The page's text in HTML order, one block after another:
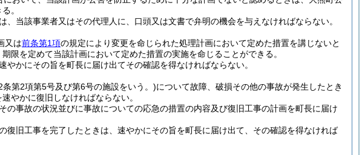
。
当該事業者又はその代理人に、口頭又は文書で弁明の機会を与えなければならない。
又は前条第1項の規定により変更を命じられた処理計画において定めた措置を講じないと
限を定めて当該計画において定めた措置の実施を命じることができる。
かにその旨を町長に届け出てその確認を得なければならない。
第2項第5号及び第6号の施設をいう。)について故障、破損その他の事故が発生したとき
やかに復旧しなければならない。
の事故の状況並びに事故についての応急の措置の内容及び復旧工事の計画を町長に届け
復旧工事を完了したときは、速やかにその旨を町長に届け出て、その確認を得なければ